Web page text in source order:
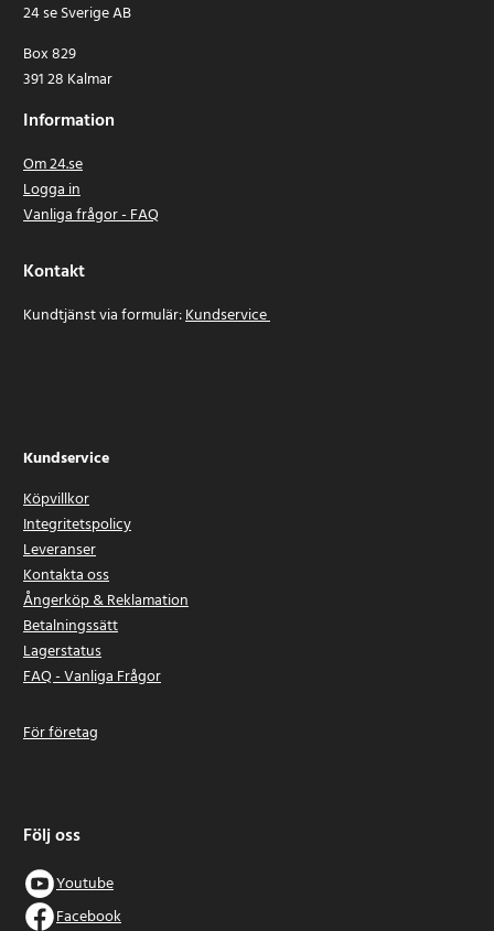
24 se Sverige AB
Box 829
391 28 Kalmar
Information
Om 24.se
Logga in
Vanliga frågor - FAQ
Kontakt
Kundtjänst via formulär:Kundservice
Kundservice
Köpvillkor
Integritetspolicy
Leveranser
Kontakta oss
Ångerköp & Reklamation
Betalningssätt
Lagerstatus
FAQ - Vanliga Frågor
För företag
Följ oss
Youtube
Facebook